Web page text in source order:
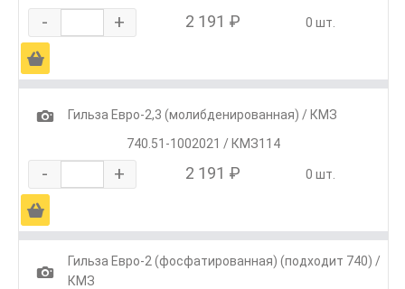
- + 2 191 ₽ 0 шт.
Ä
1
Гильза Евро-2,3 (молибденированная) / КМЗ
740.51-1002021 / КМЗ114
- + 2 191 ₽ 0 шт.
Ä
1
Гильза Евро-2 (фосфатированная) (подходит 740) /
КМЗ